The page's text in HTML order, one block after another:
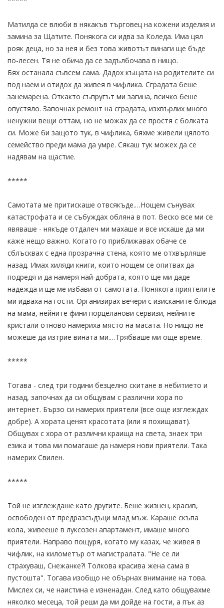
Матилда се влюби в някакъв търговец на кожени изделия и
замина за Щатите. Понякога си идва за Коледа. Има цял
рояк деца, но за нея и без това животът винаги ще бъде
по-лесен. Тя не обича да се задълбочава в нищо.
Бях останала съвсем сама. Дадох къщата на родителите си
под наем и отидох да живея в чифлика. Сградата беше
занемарена. Откакто съпругът ми загина, всичко беше
опустяло. Започнах ремонт на сградата, изхвърлих много
ненужни вещи оттам, но не можах да се простя с болката
си. Може би защото тук, в чифлика, бяхме живели цялото
семейство преди мама да умре. Сякаш тук можех да се
надявам на щастие.
*****
Самотата ме притискаше отвсякъде.…Нощем сънувах
катастрофата и се събуждах обляна в пот. Веско все ми се
явяваше - някъде отдалеч ми махаше и все искаше да ми
каже нещо важно. Когато го приближавах обаче се
сблъсквах с една прозрачна стена, която ме отхвърляше
назад. Имах хиляди книги, които нощем се опитвах да
подредя и да намеря най-добрата, която ще ми даде
надежда и ще ме избави от самотата. Понякога приятелите
ми идваха на гости. Организирах вечери с изисканите блюда
на мама, нейните фини порцеланови сервизи, нейните
кристали отново намериха място на масата. Но нищо не
можеше да изтрие вината ми.…Трябваше ми още време.
*****
Тогава - след три години безцелно скитане в небитието и
назад, започнах да си общувам с различни хора по
интернет. Бързо си намерих приятели (все още изглеждах
добре). А хората ценят красотата (или я похищават).
Общувах с хора от различни краища на света, знаех три
езика и това ми помагаше да намеря нови приятели. Така
намерих Свилен.
*****
Той не изглеждаше като другите. Беше жизнен, красив,
освободен от предразсъдъци млад мъж. Караше скъпа
кола, живееше в луксозен апартамент, имаше много
приятели. Направо пощуря, когато му казах, че живея в
чифлик, на километър от магистралата. "Не се ли
страхуваш, Снежанке?! Толкова красива жена сама в
пустошта". Тогава изобщо не обърнах внимание на това.
Мислех си, че наистина е изненадан. След като общувахме
няколко месеца, той реши да ми дойде на гости, а пък аз